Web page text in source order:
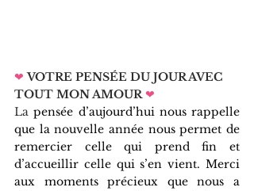
❤ VOTRE PENSÉE DU JOUR AVEC
TOUT MON AMOUR ❤
La pensée d’aujourd’hui nous rappelle
que la nouvelle année nous permet de
remercier celle qui prend fin et
d’accueillir celle qui s’en vient. Merci
aux moments précieux que nous a